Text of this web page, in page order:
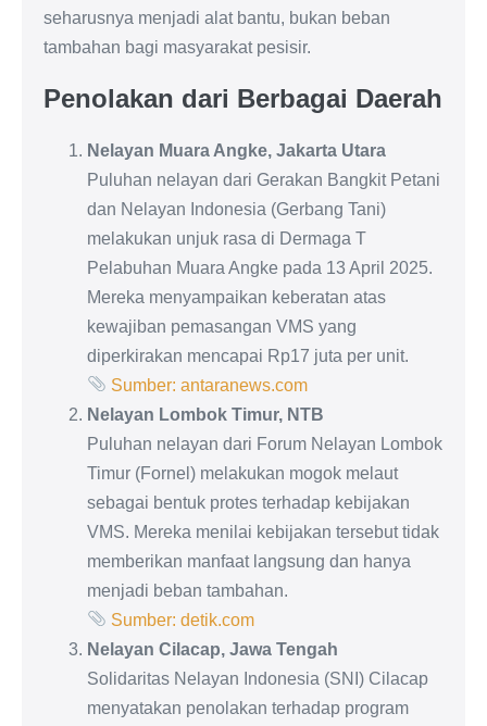
seharusnya menjadi alat bantu, bukan beban
tambahan bagi masyarakat pesisir.
Penolakan dari Berbagai Daerah
Nelayan Muara Angke, Jakarta Utara
Puluhan nelayan dari Gerakan Bangkit Petani
dan Nelayan Indonesia (Gerbang Tani)
melakukan unjuk rasa di Dermaga T
Pelabuhan Muara Angke pada 13 April 2025.
Mereka menyampaikan keberatan atas
kewajiban pemasangan VMS yang
diperkirakan mencapai Rp17 juta per unit.
Sumber: antaranews.com
Nelayan Lombok Timur, NTB
Puluhan nelayan dari Forum Nelayan Lombok
Timur (Fornel) melakukan mogok melaut
sebagai bentuk protes terhadap kebijakan
VMS. Mereka menilai kebijakan tersebut tidak
memberikan manfaat langsung dan hanya
menjadi beban tambahan.
Sumber: detik.com
Nelayan Cilacap, Jawa Tengah
Solidaritas Nelayan Indonesia (SNI) Cilacap
menyatakan penolakan terhadap program